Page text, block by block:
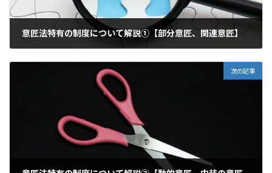
意匠法特有の制度について解説①【部分意匠、関連意匠】
次の記事